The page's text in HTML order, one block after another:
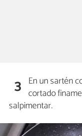
3 En un sartén
cortado
salpimentar.